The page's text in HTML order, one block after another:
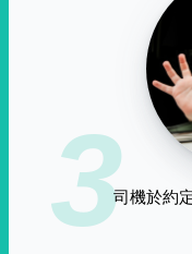
3司機於約